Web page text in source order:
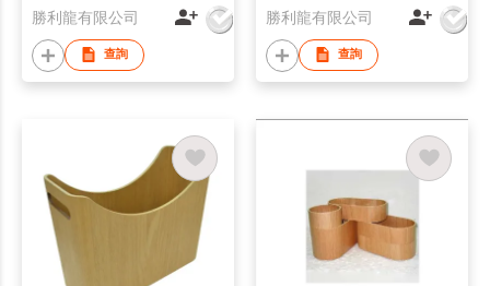
勝利龍有限公司
查詢
勝利龍有限公司
查詢